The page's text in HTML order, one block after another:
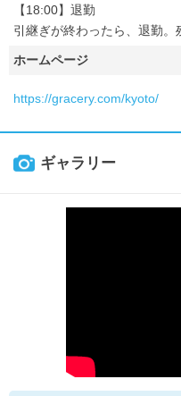
【18:00】退勤
引継ぎが終わったら、退勤。
ホームページ
https://gracery.com/kyoto/
ギャラリー